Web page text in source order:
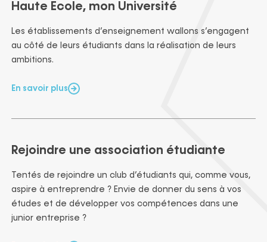
Haute Ecole, mon Université
Les établissements d’enseignement wallons s’engagent
au côté de leurs étudiants dans la réalisation de leurs
ambitions.
En savoir plus
Rejoindre une association étudiante
Tentés de rejoindre un club d’étudiants qui, comme vous,
aspire à entreprendre ? Envie de donner du sens à vos
études et de développer vos compétences dans une
junior entreprise ?